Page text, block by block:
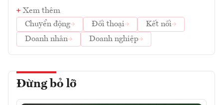
Xem thêm
Chuyển động
Đối thoại
Kết nối
Doanh nhân
Doanh nghiệp
Đừng bỏ lỡ